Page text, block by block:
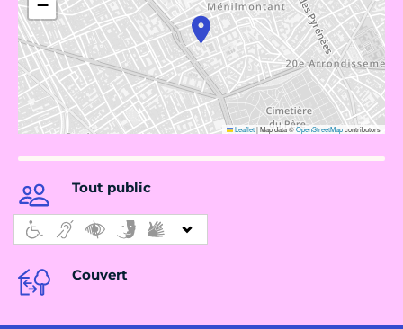
−
Leaflet|Map data ©OpenStreetMapcontributors
Tout public
Couvert